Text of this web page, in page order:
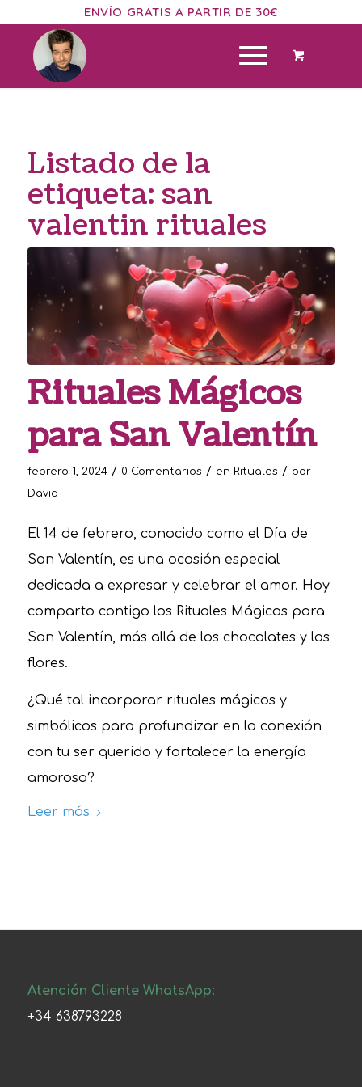
ENVÍO GRATIS A PARTIR DE 30€
Listado de la
etiqueta: san
valentin rituales
Rituales Mágicos
para San Valentín
febrero 1, 2024 / 0 Comentarios / en Rituales / por
David
El 14 de febrero, conocido como el Día de
San Valentín, es una ocasión especial
dedicada a expresar y celebrar el amor. Hoy
comparto contigo los Rituales Mágicos para
San Valentín, más allá de los chocolates y las
flores.
¿Qué tal incorporar rituales mágicos y
simbólicos para profundizar en la conexión
con tu ser querido y fortalecer la energía
amorosa?
Leer más
Atención Cliente WhatsApp:
+34 638793228